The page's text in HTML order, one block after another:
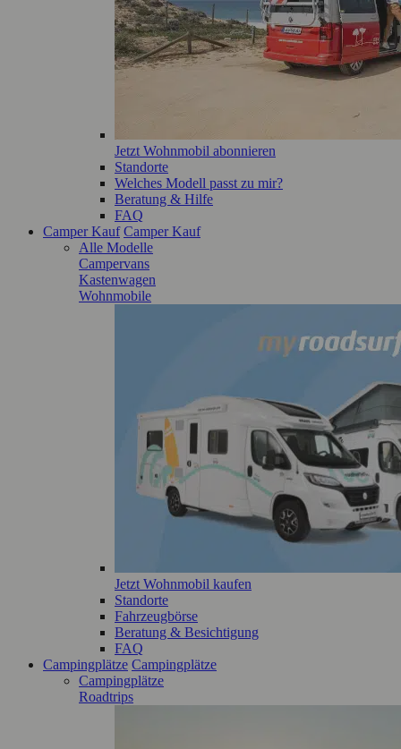
Jetzt Wohnmobil abonnieren
Standorte
Welches Modell passt zu mir?
Beratung & Hilfe
FAQ
Camper Kauf Camper Kauf
Alle Modelle
Campervans
Kastenwagen
Wohnmobile
Jetzt Wohnmobil kaufen
Standorte
Fahrzeugbörse
Beratung & Besichtigung
FAQ
Campingplätze Campingplätze
Campingplätze
Roadtrips